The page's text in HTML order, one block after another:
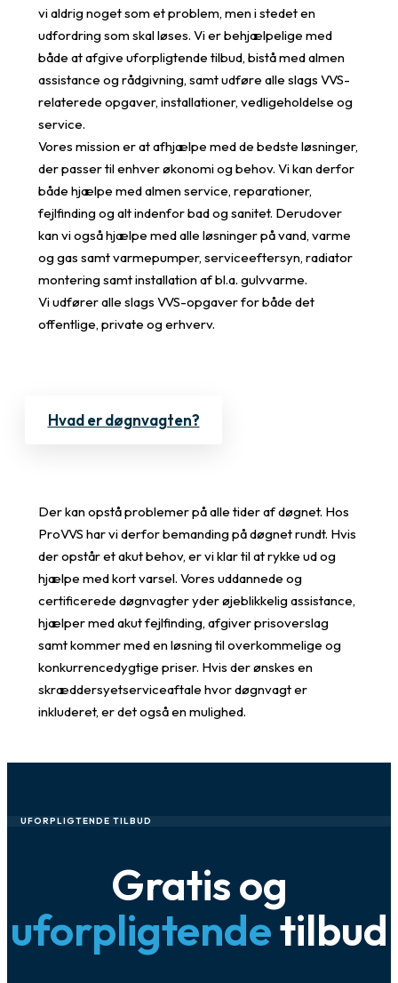
vi aldrig noget som et problem, men i stedet en
udfordring som skal løses. Vi er behjælpelige med
både at afgive uforpligtende tilbud, bistå med almen
assistance og rådgivning, samt udføre alle slags VVS-
relaterede opgaver, installationer, vedligeholdelse og
service.
Vores mission er at afhjælpe med de bedste løsninger,
der passer til enhver økonomi og behov. Vi kan derfor
både hjælpe med almen service, reparationer,
fejlfinding og alt indenfor bad og sanitet. Derudover
kan vi også hjælpe med alle løsninger på vand, varme
og gas samt varmepumper, serviceeftersyn, radiator
montering samt installation af bl.a. gulvvarme.
Vi udfører alle slags VVS-opgaver for både det
offentlige, private og erhverv.
Hvad er døgnvagten?
Der kan opstå problemer på alle tider af døgnet. Hos
ProVVS har vi derfor bemanding på døgnet rundt. Hvis
der opstår et akut behov, er vi klar til at rykke ud og
hjælpe med kort varsel. Vores uddannede og
certificerede døgnvagter yder øjeblikkelig assistance,
hjælper med akut fejlfinding, afgiver prisoverslag
samt kommer med en løsning til overkommelige og
konkurrencedygtige priser. Hvis der ønskes en
skræddersyetserviceaftale hvor døgnvagt er
inkluderet, er det også en mulighed.
UFORPLIGTENDE TILBUD
Gratis og
uforpligtendetilbud